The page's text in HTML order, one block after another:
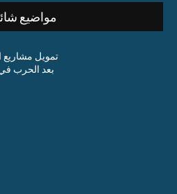
مواضيع
تمويل مشاريع
بعد الحرب